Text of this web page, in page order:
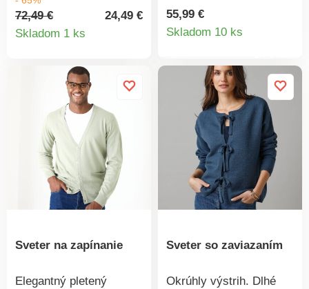
pletené vzory v írskom
štýle. Chrbát a rukávy s
vrúbkovaným úpletom
okolo výstrihu, na konci
rukávov a na spodnom
okraji. Možno prať v
práčke.
72,49 €
24,49 €
Skladom 1 ks
výstrih. Dlhé rukávy s
výšivkou. Pružné konce
zúžený dolný lem.
Možno prať v práčke.
55,99 €
Skladom 10 ks
Sveter na zapínanie
Elegantný pletený
Sveter so zaviazaním
Okrúhly výstrih. Dlhé